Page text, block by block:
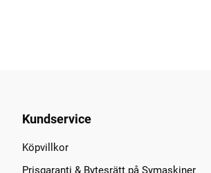
Kundservice
Köpvillkor
Prisgaranti & Bytesrätt på Symaskiner